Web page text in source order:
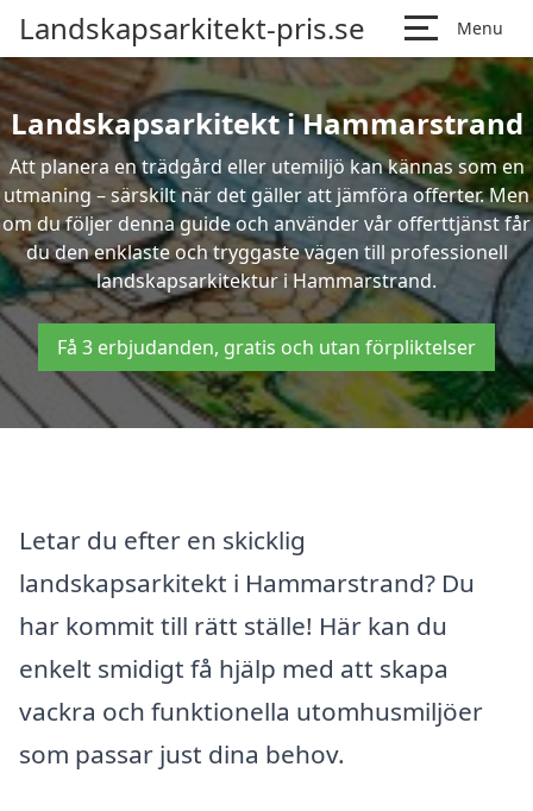
Landskapsarkitekt-pris.se Menu
Landskapsarkitekt i Hammarstrand
Att planera en trädgård eller utemiljö kan kännas som en
utmaning – särskilt när det gäller att jämföra offerter. Men
om du följer denna guide och använder vår offerttjänst får
du den enklaste och tryggaste vägen till professionell
landskapsarkitektur i Hammarstrand.
Få 3 erbjudanden, gratis och utan förpliktelser
Letar du efter en skicklig
landskapsarkitekt i Hammarstrand? Du
har kommit till rätt ställe! Här kan du
enkelt smidigt få hjälp med att skapa
vackra och funktionella utomhusmiljöer
som passar just dina behov.